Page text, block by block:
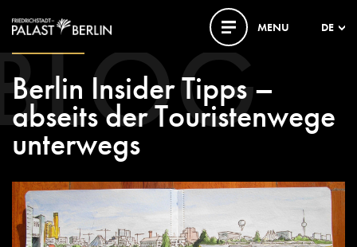
MENU DE
Berlin Insider Tipps –
abseits der Touristenwege
unterwegs